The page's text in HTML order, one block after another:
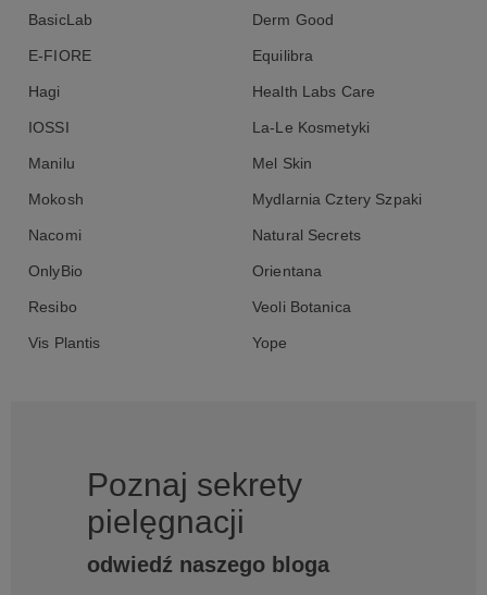
BasicLab Derm Good
E-FIORE Equilibra
Hagi Health Labs Care
IOSSI La-Le Kosmetyki
Manilu Mel Skin
Mokosh Mydlarnia Cztery Szpaki
Nacomi Natural Secrets
OnlyBio Orientana
Resibo Veoli Botanica
Vis Plantis Yope
Poznaj sekrety
pielęgnacji
odwiedź naszego bloga